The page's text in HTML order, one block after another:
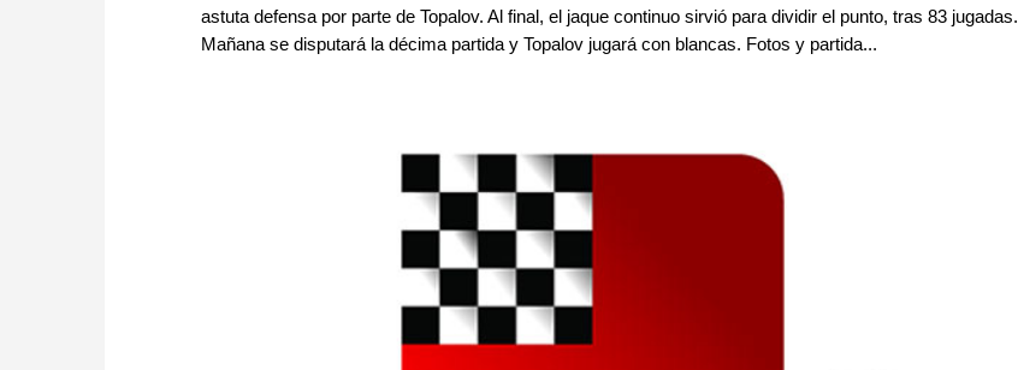
astuta defensa por parte de Topalov. Al final, el jaque continuo sirvió para dividir el punto, tras 83 jugadas.
Mañana se disputará la décima partida y Topalov jugará con blancas. Fotos y partida...